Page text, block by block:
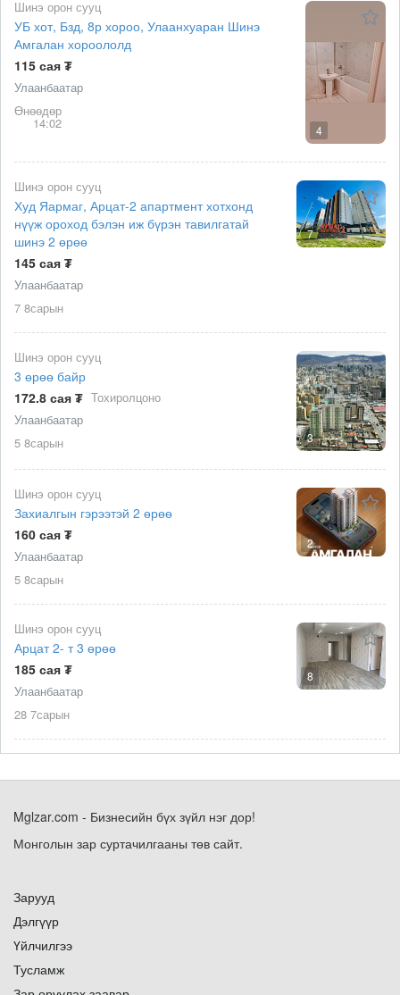
4
Шинэ орон сууц
УБ хот, Бзд, 8р хороо, Улаанхуаран Шинэ
Амгалан хороололд
115 сая ₮
Улаанбаатар
Өнөөдөр
14:02
7
Шинэ орон сууц
Худ Яармаг, Арцат-2 апартмент хотхонд
нүүж ороход бэлэн иж бүрэн тавилгатай
шинэ 2 өрөө
145 сая ₮
Улаанбаатар
7 8сарын
3
Шинэ орон сууц
3 өрөө байр
172.8 сая ₮ Тохиролцоно
Улаанбаатар
5 8сарын
2
Шинэ орон сууц
Захиалгын гэрээтэй 2 өрөө
160 сая ₮
Улаанбаатар
5 8сарын
8
Шинэ орон сууц
Арцат 2- т 3 өрөө
185 сая ₮
Улаанбаатар
28 7сарын
Mglzar.com - Бизнесийн бүх зүйл нэг дор!
Монголын зар суртачилгааны төв сайт.
Зарууд
Дэлгүүр
Үйлчилгээ
Тусламж